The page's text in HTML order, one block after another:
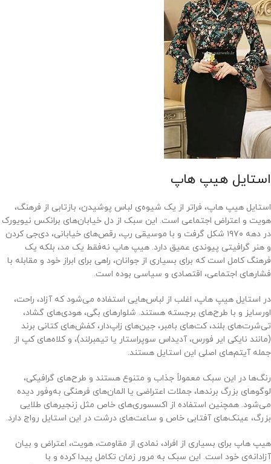
استایل هیپ هاپ
استایل هیپ هاپ، فراتر از یک شیوه‌ی لباس پوشیدن، بازتابی از فرهنگ،
هویت و اعتراض اجتماعی است. این سبک از دل خیابان‌های برانکس نیویورک
در دهه ۱۹۷۰ شکل گرفت و با موسیقی رپ، رقص‌های خیابانی، دی‌جی‌ کردن
و هنر گرافیتی پیوندی عمیق دارد. هیپ هاپ نه‌فقط یک مد، بلکه یک
فرهنگ کامل است که برای بسیاری از جوانان، راهی برای ابراز خود و مقابله با
فشارهای اجتماعی، اقتصادی و سیاسی بوده است.
در استایل هیپ هاپ، اغلب از لباس‌هایی استفاده می‌شود که آزاد، راحت،
اورسایز و با طرح‌های برجسته هستند. شلوارهای بگی، هودی‌های گشاد،
تی‌شرت‌های بلند، کت‌های بامبر، جین‌های زاپ‌دار، کفش‌های کتانی برند
(مانند نایکی ایر فورس، آدیداس سوپراستار یا تیمبرلند)، و کلاه‌های کپ از
جمله آیتم‌های اصلی این استایل هستند.
رنگ‌ها در این سبک معمولاً جذاب و متنوع هستند و طرح‌های گرافیکی،
لوگوهای بزرگ برندها، جملات اعتراضی یا المان‌های فرهنگی به‌وفور دیده
می‌شود. همچنین استفاده از اکسسوری‌های خاص مثل زنجیرهای طلایی
بزرگ، عینک‌های آفتابی خاص و ساعت‌های درشت در این استایل رواج دارد.
هیپ هاپ برای بسیاری از افراد، نمادی از مقاومت، هویت، اعتراض و بیان
آزادانه‌ی خود است. این سبک به مرور زمان تکامل پیدا کرده و با